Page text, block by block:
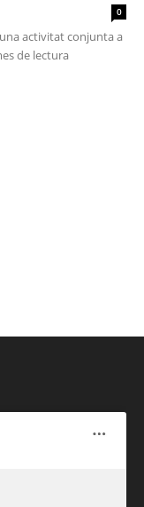
0
una activitat conjunta a
de lectura